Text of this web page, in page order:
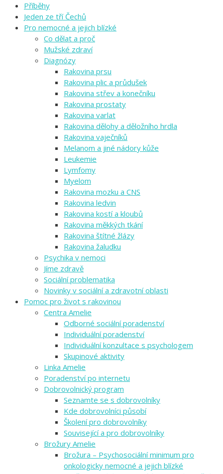
Příběhy
Jeden ze tří Čechů
Pro nemocné a jejich blízké
Co dělat a proč
Mužské zdraví
Diagnózy
Rakovina prsu
Rakovina plic a průdušek
Rakovina střev a konečníku
Rakovina prostaty
Rakovina varlat
Rakovina dělohy a děložního hrdla
Rakovina vaječníků
Melanom a jiné nádory kůže
Leukemie
Lymfomy
Myelom
Rakovina mozku a CNS
Rakovina ledvin
Rakovina kostí a kloubů
Rakovina měkkých tkání
Rakovina štítné žlázy
Rakovina žaludku
Psychika v nemoci
Jíme zdravě
Sociální problematika
Novinky v sociální a zdravotní oblasti
Pomoc pro život s rakovinou
Centra Amelie
Odborné sociální poradenství
Individuální poradenství
Individuální konzultace s psychologem
Skupinové aktivity
Linka Amelie
Poradenství po internetu
Dobrovolnický program
Seznamte se s dobrovolníky
Kde dobrovolníci působí
Školení pro dobrovolníky
Související a pro dobrovolníky
Brožury Amelie
Brožura – Psychosociální minimum pro
onkologicky nemocné a jejich blízké